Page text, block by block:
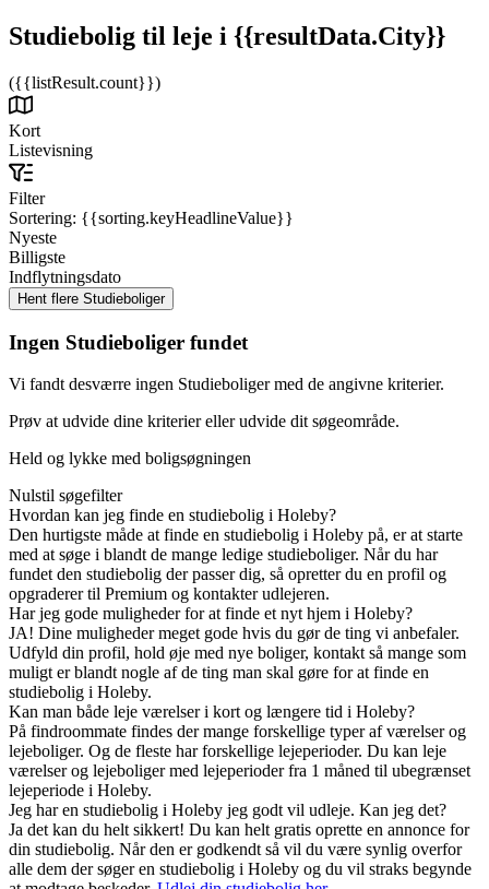
Studiebolig til leje i {{resultData.City}}
({{listResult.count}})
Kort
Listevisning
Filter
Sortering: {{sorting.keyHeadlineValue}}
Nyeste
Billigste
Indflytningsdato
Ingen Studieboliger fundet
Vi fandt desværre ingen Studieboliger med de angivne kriterier.
Prøv at udvide dine kriterier eller udvide dit søgeområde.
Held og lykke med boligsøgningen
Nulstil søgefilter
Hvordan kan jeg finde en studiebolig i Holeby?
Den hurtigste måde at finde en studiebolig i Holeby på, er at starte
med at søge i blandt de mange ledige studieboliger. Når du har
fundet den studiebolig der passer dig, så opretter du en profil og
opgraderer til Premium og kontakter udlejeren.
Har jeg gode muligheder for at finde et nyt hjem i Holeby?
JA! Dine muligheder meget gode hvis du gør de ting vi anbefaler.
Udfyld din profil, hold øje med nye boliger, kontakt så mange som
muligt er blandt nogle af de ting man skal gøre for at finde en
studiebolig i Holeby.
Kan man både leje værelser i kort og længere tid i Holeby?
På findroommate findes der mange forskellige typer af værelser og
lejeboliger. Og de fleste har forskellige lejeperioder. Du kan leje
værelser og lejeboliger med lejeperioder fra 1 måned til ubegrænset
lejeperiode i Holeby.
Jeg har en studiebolig i Holeby jeg godt vil udleje. Kan jeg det?
Ja det kan du helt sikkert! Du kan helt gratis oprette en annonce for
din studiebolig. Når den er godkendt så vil du være synlig overfor
alle dem der søger en studiebolig i Holeby og du vil straks begynde